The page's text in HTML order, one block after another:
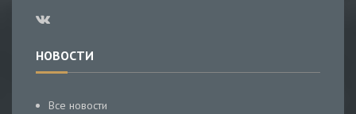
НОВОСТИ
Все новости